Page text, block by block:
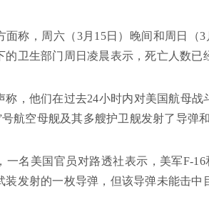
面称，周六（3月15日）晚间和周日（
的卫生部门周日凌晨表示，死亡人数已
称，他们在过去24小时内对美国航母
号航空母舰及其多艘护卫舰发射了导弹
一名美国官员对路透社表示，美军F-
装发射的一枚导弹，但该导弹未能击中